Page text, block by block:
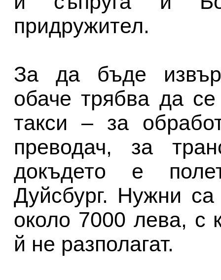
придружител.
За да бъде
обаче трябва да
такси – за
преводач, за
докъдето е
Дуйсбург. Нужни
около 7000 лева, с
й не разполагат.